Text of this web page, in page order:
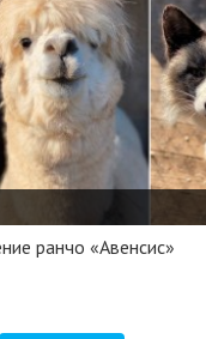
ранчо «Авенсис»